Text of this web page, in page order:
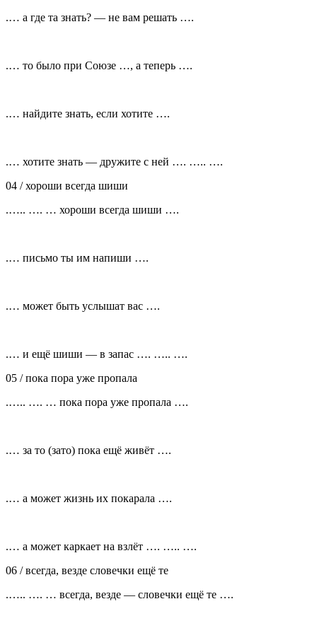
.… а где та знать? — не вам решать ….
.… то было при Союзе …, а теперь ….
.… найдите знать, если хотите ….
.… хотите знать — дружите с ней …. ….. ….
04 /хороши всегда шиши
.….. …. … хороши всегда шиши ….
.… письмо ты им напиши ….
.… может быть услышат вас ….
.… и ещё шиши — в запас …. ….. ….
05 /пока пора уже пропала
.….. …. … пока пора уже пропала ….
.… за то (зато) пока ещё живёт ….
.… а может жизнь их покарала ….
.… а может каркает на взлёт …. ….. ….
06 / всегда, везде словечки ещё те
.….. …. … всегда, везде — словечки ещё те ….